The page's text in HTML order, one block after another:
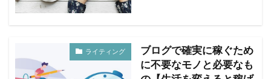
ライティング
ブログで確実に稼ぐため
に不要なモノと必要なも